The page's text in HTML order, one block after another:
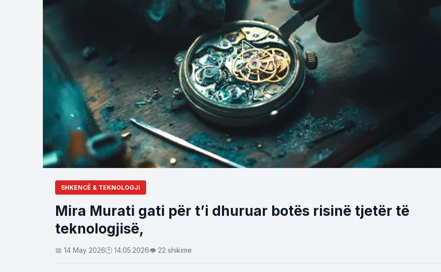
SHKENCË & TEKNOLOGJI
Mira Murati gati për t’i dhuruar botës risinë tjetër të
teknologjisë,
📅 14 May 2026🕐 14.05.2026👁 22 shikime